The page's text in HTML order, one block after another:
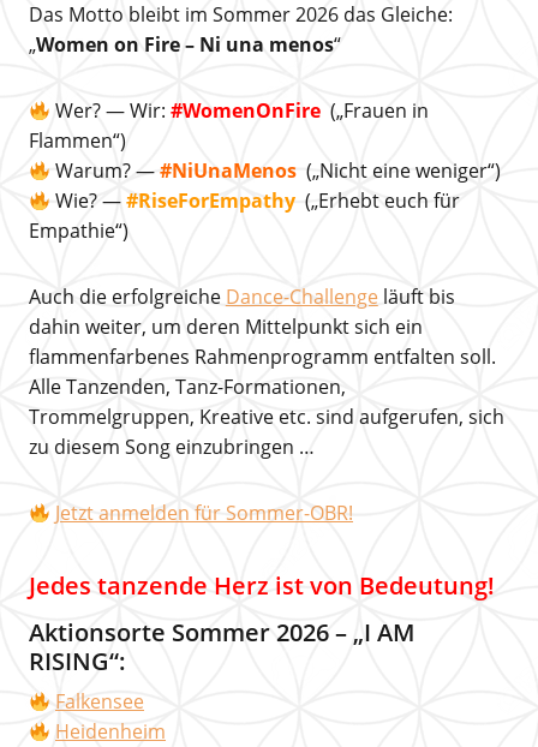
Das Motto bleibt im Sommer 2026 das Gleiche:
„Women on Fire – Ni una menos“
Wer? — Wir:#WomenOnFire („Frauen in
Flammen“)
Warum? —#NiUnaMenos („Nicht eine weniger“)
Wie? —#RiseForEmpathy („Erhebt euch für
Empathie“)
Auch die erfolgreiche Dance-Challenge läuft bis
dahin weiter, um deren Mittelpunkt sich ein
flammenfarbenes Rahmenprogramm entfalten soll.
Alle Tanzenden, Tanz-Formationen,
Trommelgruppen, Kreative etc. sind aufgerufen, sich
zu diesem Song einzubringen …
Jetzt anmelden für Sommer-OBR!
Jedes tanzende Herz ist von Bedeutung!
Aktionsorte Sommer 2026 – „I AM
RISING“:
Falkensee
Heidenheim